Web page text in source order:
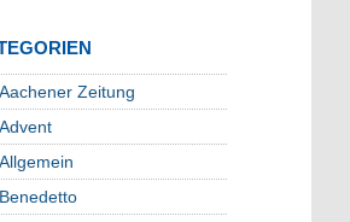
Aachener Zeitung
Advent
Allgemein
Benedetto